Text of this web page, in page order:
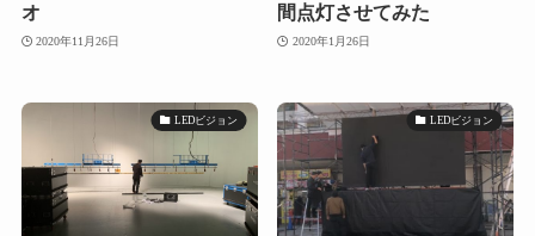
オ
2020年11月26日
間点灯させてみた
2020年1月26日
LEDビジョン LEDビジョン